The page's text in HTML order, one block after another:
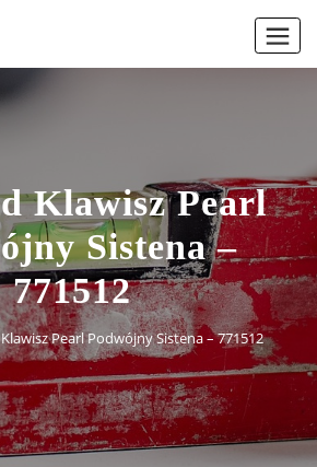
Klawisz Pearl
Sistena –
771512
Pearl Podwójny Sistena – 771512